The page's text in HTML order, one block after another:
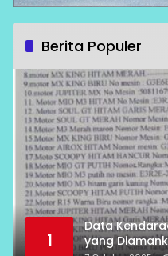
Berita Populer
1
Data
yang